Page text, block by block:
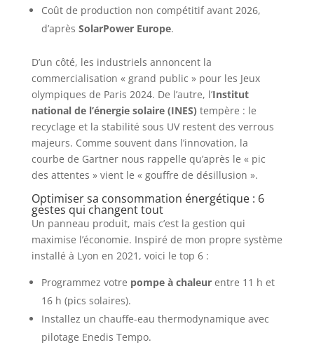
Coût de production non compétitif avant 2026,
d’après SolarPower Europe.
D’un côté, les industriels annoncent la
commercialisation « grand public » pour les Jeux
olympiques de Paris 2024. De l’autre, l’Institut
national de l’énergie solaire (INES) tempère : le
recyclage et la stabilité sous UV restent des verrous
majeurs. Comme souvent dans l’innovation, la
courbe de Gartner nous rappelle qu’après le « pic
des attentes » vient le « gouffre de désillusion ».
Optimiser sa consommation énergétique : 6
gestes qui changent tout
Un panneau produit, mais c’est la gestion qui
maximise l’économie. Inspiré de mon propre système
installé à Lyon en 2021, voici le top 6 :
Programmez votre pompe à chaleurentre 11 h et
16 h (pics solaires).
Installez un chauffe-eau thermodynamique avec
pilotage Enedis Tempo.